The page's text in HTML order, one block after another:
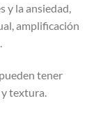
y la ansiedad,
amplificación
tener
y textura.